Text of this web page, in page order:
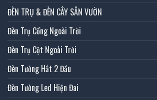
ĐÈN TRỤ & ĐÈN CÂY SÂN VƯỜN
Đèn Trụ Cổng Ngoài Trời
Đèn Trụ Cột Ngoài Trời
Đèn Tường Hắt 2 Đầu
Đèn Tường Led Hiện Đai